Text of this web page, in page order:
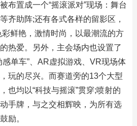
布置成一个“摇滚派对”现场：舞台
齐助阵;还有各式各样的留影区，
鲜艳，激情时尚，以最潮流的方
热爱。另外，主会场内也设置了
单车”、AR虚拟游戏、VR现场体
玩的尽兴。而赛道旁的13个大型
也均以“科技与摇滚”贯穿;喷射的
手牌，与之交相辉映，为所有选
励。